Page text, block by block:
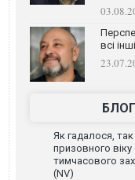
всі
Як гадалося, так
призовного
тимчасового
(NV)